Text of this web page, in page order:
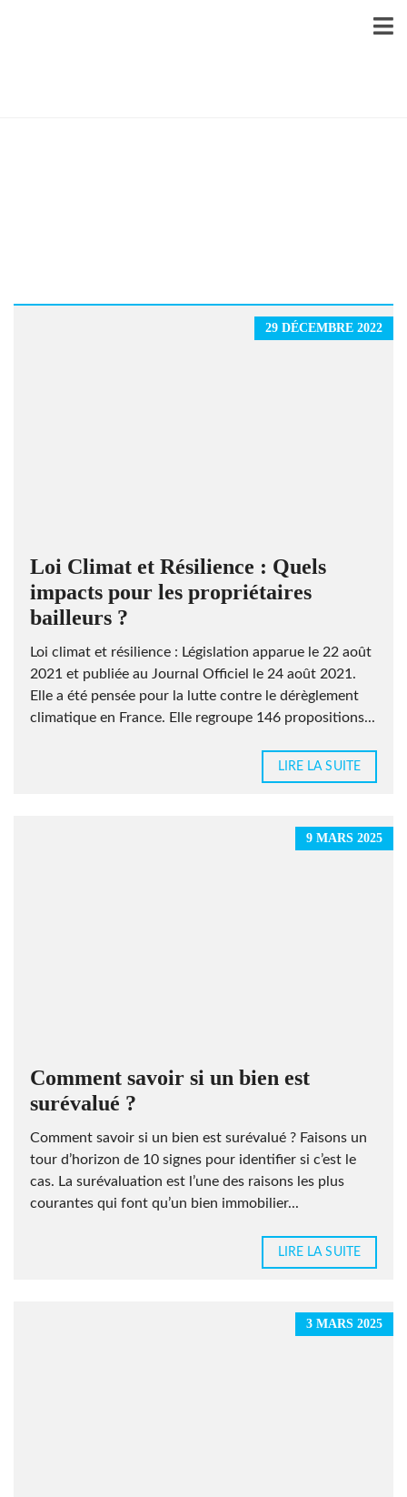
29 DÉCEMBRE 2022
Loi Climat et Résilience : Quels
impacts pour les propriétaires
bailleurs ?
Loi climat et résilience : Législation apparue le 22 août
2021 et publiée au Journal Officiel le 24 août 2021.
Elle a été pensée pour la lutte contre le dérèglement
climatique en France. Elle regroupe 146 propositions...
LIRE LA SUITE
9 MARS 2025
Comment savoir si un bien est
surévalué ?
Comment savoir si un bien est surévalué ? Faisons un
tour d’horizon de 10 signes pour identifier si c’est le
cas. La surévaluation est l’une des raisons les plus
courantes qui font qu’un bien immobilier...
LIRE LA SUITE
3 MARS 2025